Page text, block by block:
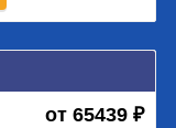
от 65439 ₽